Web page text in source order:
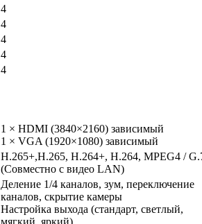
4
4
4
4
4
1 × HDMI (3840×2160) зависимый
1 × VGA (1920×1080) зависимый
H.265+,H.265, H.264+, H.264, MPEG4 /
(Совместно с видео LAN)
Деление 1/4 каналов, зум, переключение
каналов, скрытие камеры
Настройка выхода (стандарт, светлый,
мягкий, яркий)